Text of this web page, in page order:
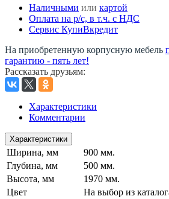
Наличными или картой
Оплата на р/c, в т.ч. с НДС
Сервис КупиВкредит
На приобретенную корпусную мебель
гарантию - пять лет!
Рассказать друзьям:
Характеристики
Комментарии
Характеристики
Ширина, мм
900 мм.
Глубина, мм
500 мм.
Высота, мм
1970 мм.
Цвет
На выбор из